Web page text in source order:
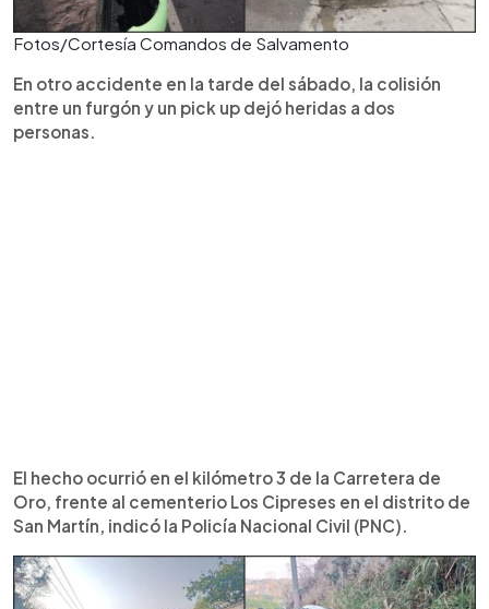
Fotos/Cortesía Comandos de Salvamento
En otro accidente en la tarde del sábado, la colisión
entre un furgón y un pick up dejó heridas a dos
personas.
El hecho ocurrió en el kilómetro 3 de la Carretera de
Oro, frente al cementerio Los Cipreses en el distrito de
San Martín, indicó la Policía Nacional Civil (PNC).